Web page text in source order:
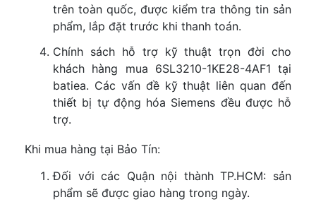
trên toàn quốc, được kiểm tra thông tin sản
phẩm, lắp đặt trước khi thanh toán.
Chính sách hỗ trợ kỹ thuật trọn đời cho
khách hàng mua 6SL3210-1KE28-4AF1 tại
batiea. Các vấn đề kỹ thuật liên quan đến
thiết bị tự động hóa Siemens đều được hỗ
trợ.
Khi mua hàng tại Bảo Tín:
Đối với các Quận nội thành TP.HCM: sản
phẩm sẽ được giao hàng trong ngày.